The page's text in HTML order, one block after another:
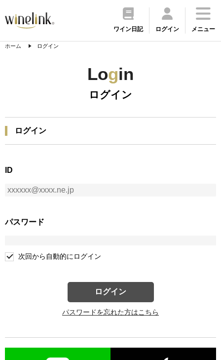
ワイン日記 ログイン メニュー
ホーム ログイン
Login
ログイン
ログイン
ID
パスワード
次回から自動的にログイン
ログイン
パスワードを忘れた方はこちら